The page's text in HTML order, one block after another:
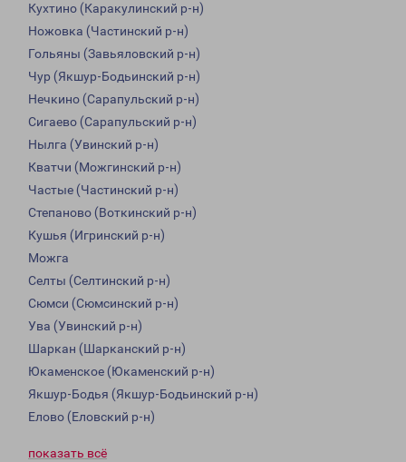
Кухтино (Каракулинский р-н)
Ножовка (Частинский р-н)
Гольяны (Завьяловский р-н)
Чур (Якшур-Бодьинский р-н)
Нечкино (Сарапульский р-н)
Сигаево (Сарапульский р-н)
Нылга (Увинский р-н)
Кватчи (Можгинский р-н)
Частые (Частинский р-н)
Степаново (Воткинский р-н)
Кушья (Игринский р-н)
Можга
Селты (Селтинский р-н)
Сюмси (Сюмсинский р-н)
Ува (Увинский р-н)
Шаркан (Шарканский р-н)
Юкаменское (Юкаменский р-н)
Якшур-Бодья (Якшур-Бодьинский р-н)
Елово (Еловский р-н)
показать всё